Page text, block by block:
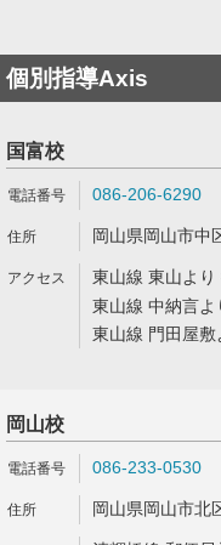
個別指導Axis
国富校
086-206-6290
岡山県岡山市中
東山線 東山よ
東山線 中納言
東山線 門田屋
岡山校
086-233-0530
岡山県岡山市北